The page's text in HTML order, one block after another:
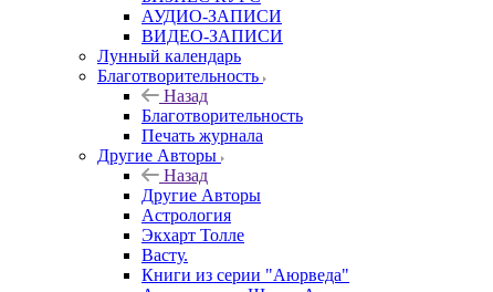
АУДИО-ЗАПИСИ
ВИДЕО-ЗАПИСИ
Лунный календарь
Благотворительность
Назад
Благотворительность
Печать журнала
Другие Aвторы
Назад
Другие Aвторы
Астрология
Экхарт Толле
Васту.
Книги из серии "Аюрведа"